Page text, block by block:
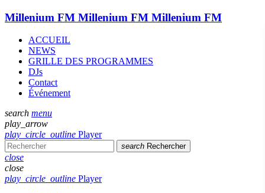
Millenium FM Millenium FM Millenium FM
ACCUEIL
NEWS
GRILLE DES PROGRAMMES
DJs
Contact
Événement
search menu
play_arrow
play_circle_outline Player
search Rechercher
close
close
play_circle_outline Player